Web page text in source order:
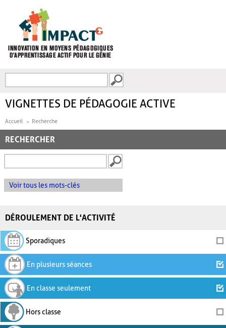
FORMULAIRE DE
VIGNETTES DE PÉDAGOGIE ACTIVE
Accueil Recherche
RECHERCHER
Voir tous les mots-clés
DÉROULEMENT DE L'ACTIVITÉ
Sporadiques
En plusieurs séances
En classe seulement
Hors classe